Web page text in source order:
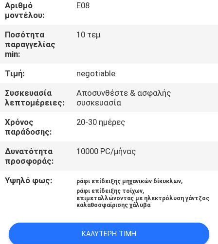
ΠΟΙΟΤΙΚΌΣ
ΈΛΕΓΧΟΣ
ΜΑΣ
ΕΛΆΤΕ
ΣΕ
ΕΠΑΦΉ
ΜΕ
ΖΗΤΉΣΤΕ
ΈΝΑ
ΑΠΌΣΠΑΣΜΑ
SITEMAP
Αριθμό
μοντέλου:
E08
Ποσότητα
παραγγελίας
min:
10 τεμ
Τιμή:
negotiable
Συσκευασία
λεπτομέρειες:
Αποσυνθέστε & ασφαλής
συσκευασία
Χρόνος
παράδοσης:
20-30 ημέρες
Δυνατότητα
προσφοράς:
10000 PC/μήνας
Υψηλό φως: ράφι επίδειξης μηχανικών δίκυκλων,
ράφι επίδειξης τοίχων,
επιμεταλλώνοντας με ηλεκτρόλυση γάντζος
καλαθοσφαίρισης χάλυβα
ΚΑΛΎΤΕΡΗ ΤΙΜΉ